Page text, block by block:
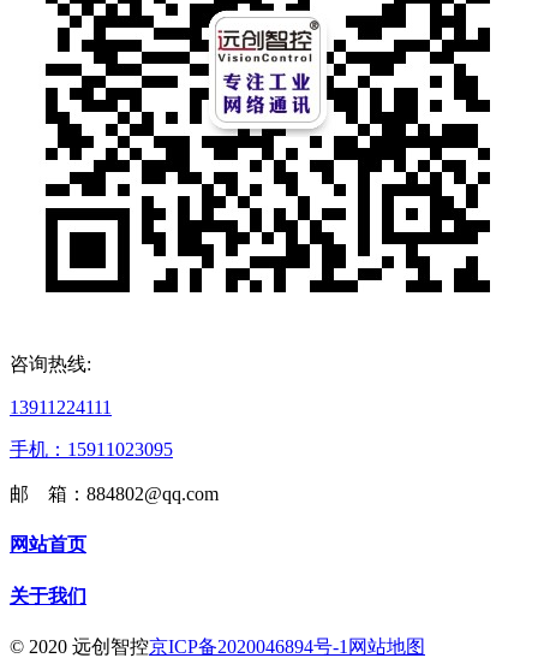
咨询热线:
13911224111
手机：15911023095
邮 箱：884802@qq.com
网站首页
关于我们
© 2020 远创智控京ICP备2020046894号-1 网站地图